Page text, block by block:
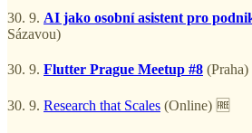
30. 9. AI jako osobní asistent pro
Sázavou)
30. 9. Flutter Prague Meetup #8 (Praha)
30. 9. Research that Scales (Online) 🆓